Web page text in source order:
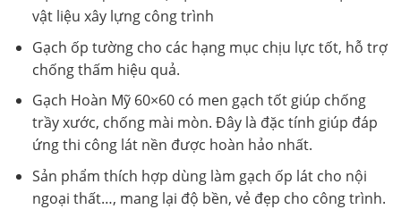
vật liệu xây lựng công trình
Gạch ốp tường cho các hạng mục chịu lực tốt, hỗ trợ
chống thấm hiệu quả.
Gạch Hoàn Mỹ 60×60 có men gạch tốt giúp chống
trầy xước, chống mài mòn. Đây là đặc tính giúp đáp
ứng thi công lát nền được hoàn hảo nhất.
Sản phẩm thích hợp dùng làm gạch ốp lát cho nội
ngoại thất…, mang lại độ bền, vẻ đẹp cho công trình.